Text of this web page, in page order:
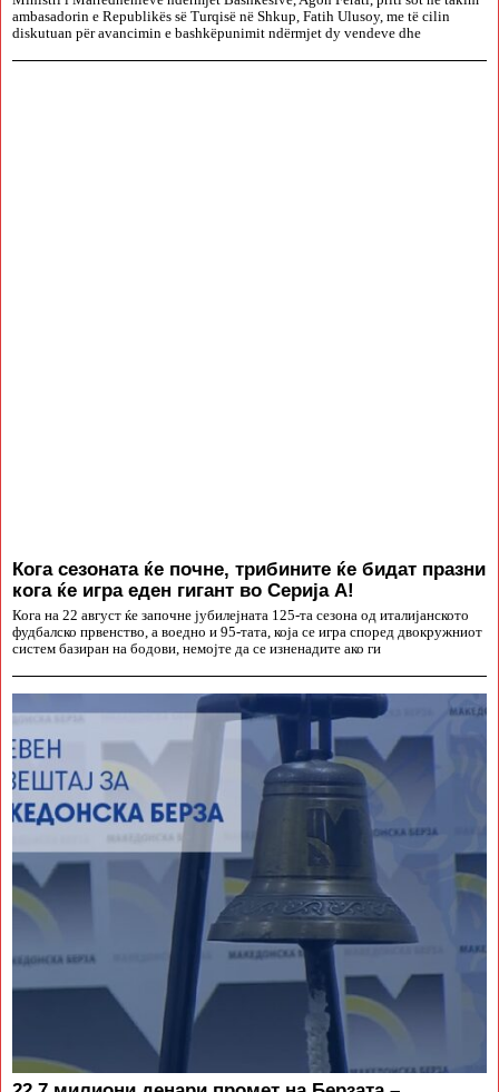
ambasadorin e Republikës së Turqisë në Shkup, Fatih Ulusoy, me të cilin
diskutuan për avancimin e bashkëpunimit ndërmjet dy vendeve dhe
Кога сезоната ќе почне, трибините ќе бидат празни
кога ќе игра еден гигант во Серија А!
Кога на 22 август ќе започне јубилејната 125-та сезона од италијанското
фудбалско првенство, а воедно и 95-тата, која се игра според двокружниот
систем базиран на бодови, немојте да се изненадите ако ги